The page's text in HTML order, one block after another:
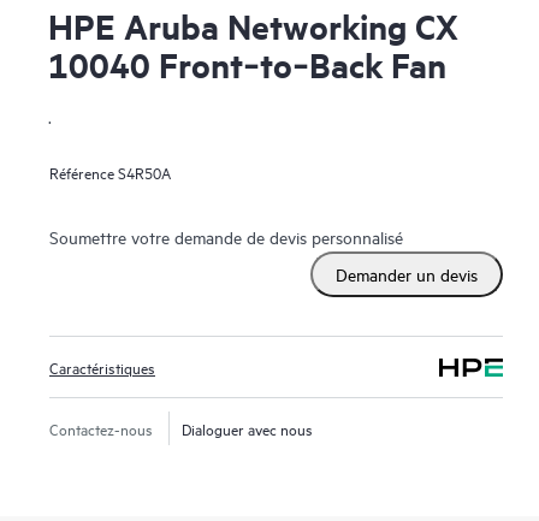
HPE Aruba Networking CX
10040 Front‑to‑Back Fan
RéférenceS4R50A
Soumettre votre demande de devis personnalisé
Demander un devis
Caractéristiques
Contactez-nous Dialoguer avec nous